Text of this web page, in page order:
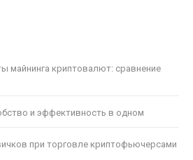
майнинга криптовалют: сравнение
и эффективность в одном
при торговле криптофьючерсами